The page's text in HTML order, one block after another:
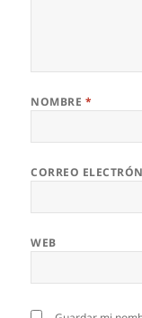
NOMBRE *
CORREO
WEB